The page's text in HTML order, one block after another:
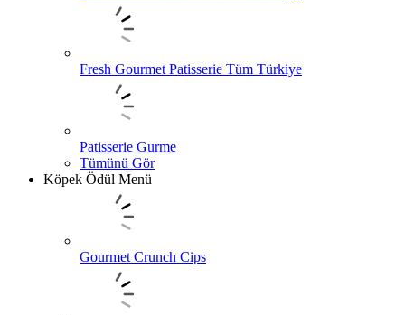
Fresh Gourmet Patisserie Tüm Türkiye
Patisserie Gurme
Tümünü Gör
Köpek Ödül Menü
Gourmet Crunch Cips